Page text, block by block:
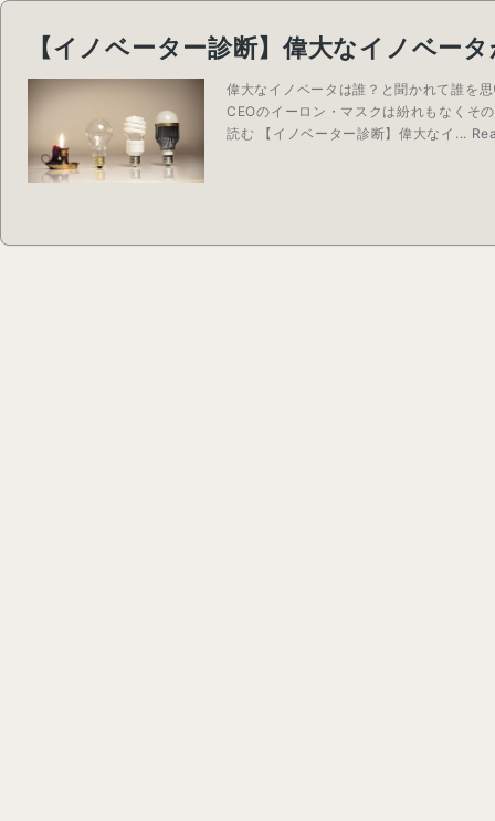
【イノベーター診断】偉大なイノベー
偉大なイノベータは誰？と聞かれて誰を
CEOのイーロン・マスクは紛れもなくそ
読む 【イノベーター診断】偉大なイ...